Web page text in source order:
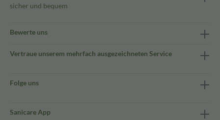
sicher und bequem
Bewerte uns
Vertraue unserem mehrfach ausgezeichneten Service
Folge uns
Sanicare App